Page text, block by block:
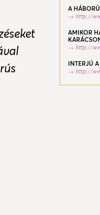
A
http://
AMIKOR
http://
INTERJÚ
http://